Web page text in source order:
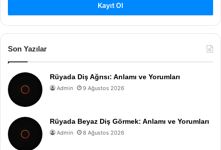
Kayıt Ol
Son Yazılar
Rüyada Diş Ağrısı: Anlamı ve Yorumları
Admin 9 Ağustos 2026
Rüyada Beyaz Diş Görmek: Anlamı ve Yorumları
Admin 8 Ağustos 2026